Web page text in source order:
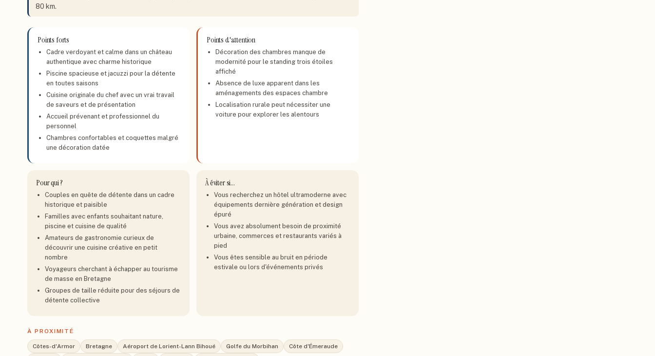
80 km.
Points forts
Cadre verdoyant et calme dans un château
authentique avec charme historique
Piscine spacieuse et jacuzzi pour la détente
en toutes saisons
Cuisine originale du chef avec un vrai travail
de saveurs et de présentation
Accueil prévenant et professionnel du
personnel
Chambres confortables et coquettes malgré
une décoration datée
Points d'attention
Décoration des chambres manque de
modernité pour le standing trois étoiles
affiché
Absence de luxe apparent dans les
aménagements des espaces chambre
Localisation rurale peut nécessiter une
voiture pour explorer les alentours
Pour qui ?
Couples en quête de détente dans un cadre
historique et paisible
Familles avec enfants souhaitant nature,
piscine et cuisine de qualité
Amateurs de gastronomie curieux de
découvrir une cuisine créative en petit
nombre
Voyageurs cherchant à échapper au tourisme
de masse en Bretagne
Groupes de taille réduite pour des séjours de
détente collective
À éviter si…
Vous recherchez un hôtel ultramoderne avec
équipements dernière génération et design
épuré
Vous avez absolument besoin de proximité
urbaine, commerces et restaurants variés à
pied
Vous êtes sensible au bruit en période
estivale ou lors d'événements privés
À PROXIMITÉ
Côtes-d'Armor Bretagne Aéroport de Lorient-Lann Bihoué Golfe du Morbihan
Côte d'Émeraude